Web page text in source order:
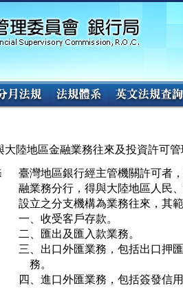
大陸地區金融業務往來及投資許可
臺灣地區銀行經主管機關許可者
融業務分行，得與大陸地區人民
設立之分支機構為業務往來，其範
一、收受客戶存款。
二、匯出及匯入款業務。
三、出口外匯業務，包括出口押
    務。
四、進口外匯業務，包括簽發信